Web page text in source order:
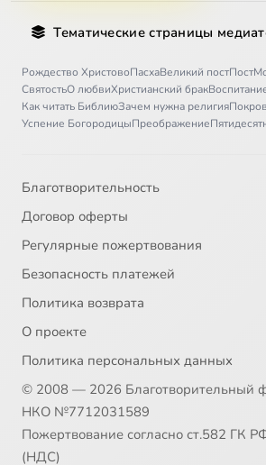
Тематические страницы
Рождество ХристовоПасхаВеликий постПост
СвятостьО любвиХристианский брак
Как читать БиблиюЗачем нужна религия
Успение БогородицыПреображение
Благотворительность
Договор оферты
Регулярные пожертвования
Безопасность платежей
Политика возврата
О проекте
Политика персональных данных
© 2008 — 2026 Благотворительный
НКО №7712031589
Пожертвование согласно ст.582 ГК
(НДС)